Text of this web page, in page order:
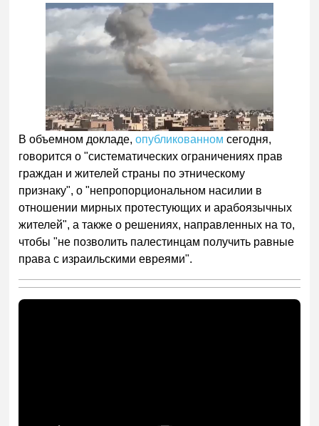
В объемном докладе,опубликованном сегодня,
говорится о "систематических ограничениях прав
граждан и жителей страны по этническому
признаку", о "непропорциональном насилии в
отношении мирных протестующих и арабоязычных
жителей", а также о решениях, направленных на то,
чтобы "не позволить палестинцам получить равные
права с израильскими евреями".